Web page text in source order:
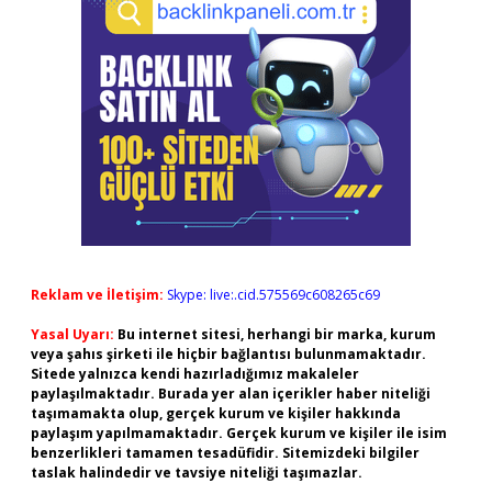
Reklam ve İletişim: Skype: live:.cid.575569c608265c69
Yasal Uyarı: Bu internet sitesi, herhangi bir marka, kurum
veya şahıs şirketi ile hiçbir bağlantısı bulunmamaktadır.
Sitede yalnızca kendi hazırladığımız makaleler
paylaşılmaktadır. Burada yer alan içerikler haber niteliği
taşımamakta olup, gerçek kurum ve kişiler hakkında
paylaşım yapılmamaktadır. Gerçek kurum ve kişiler ile isim
benzerlikleri tamamen tesadüfidir. Sitemizdeki bilgiler
taslak halindedir ve tavsiye niteliği taşımazlar.